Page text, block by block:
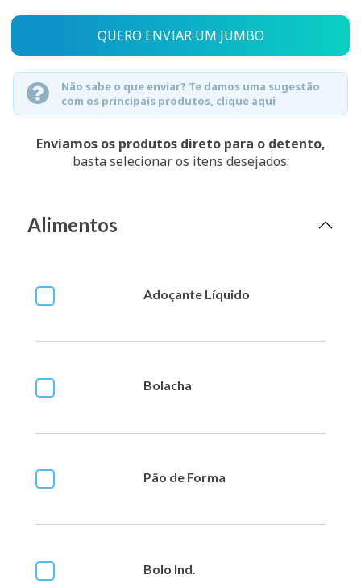
QUERO ENVIAR UM JUMBO
Não sabe o que enviar? Te damos uma sugestão
com os principais produtos, clique aqui
Enviamos os produtos direto para o detento,
basta selecionar os itens desejados:
Alimentos
Adoçante Líquido
Bolacha
Pão de Forma
Bolo Ind.